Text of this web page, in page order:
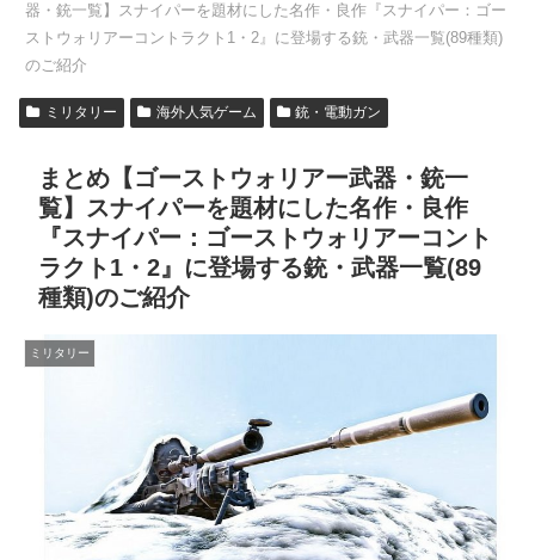
器・銃一覧】スナイパーを題材にした名作・良作『スナイパー：ゴー
ストウォリアーコントラクト1・2』に登場する銃・武器一覧(89種類)
のご紹介
ミリタリー 海外人気ゲーム 銃・電動ガン
まとめ【ゴーストウォリアー武器・銃一
覧】スナイパーを題材にした名作・良作
『スナイパー：ゴーストウォリアーコント
ラクト1・2』に登場する銃・武器一覧(89
種類)のご紹介
ミリタリー